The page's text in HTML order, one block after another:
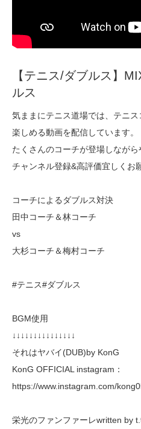
【テニス/ダブルス】
ルス
気ままにテニス道場では、テニ
楽しめる動画を配信しています。
たくさんのコーチが登場しながら
チャンネル登録&高評価宜しくお
コーチによるダブルス対決
田中コーチ＆林コーチ
vs
大杉コーチ＆梅村コーチ
#テニス#ダブルス
BGM使用
↓↓↓↓↓↓↓↓↓↓↓↓↓↓↓
それはヤバイ(DUB)by KonG
KonG OFFICIAL instagram：
https://www.instagram.com/
栄光のファンファーレwritten by